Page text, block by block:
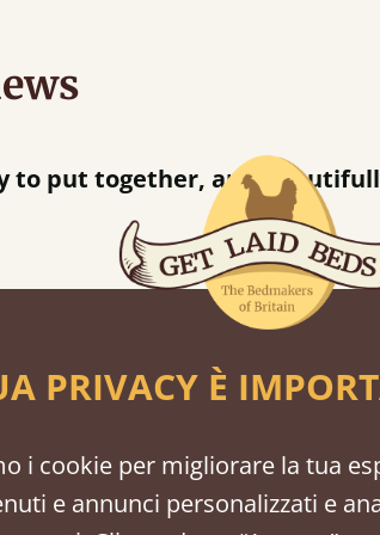
tra legno tenero o duro.
PRIVACY È
i cookie per migliorare la tua
e annunci personalizzati e